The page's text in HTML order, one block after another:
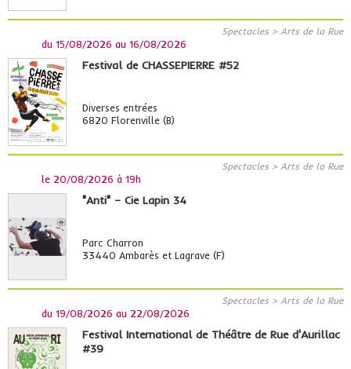
Spectacles > Arts de la Rue
du 15/08/2026 au 16/08/2026
Festival de CHASSEPIERRE #52
Diverses entrées
6820 Florenville (B)
Spectacles > Arts de la Rue
le 20/08/2026 à 19h
"Anti" – Cie Lapin 34
Parc Charron
33440 Ambarès et Lagrave (F)
Spectacles > Arts de la Rue
du 19/08/2026 au 22/08/2026
Festival International de Théâtre de Rue d'Aurillac
#39